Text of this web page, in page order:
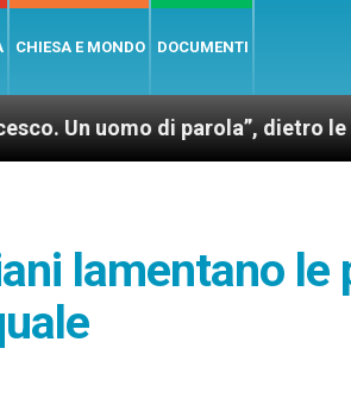
CHIESA E MONDO DOCUMENTI
di parola”, dietro le quinte
lamentano le